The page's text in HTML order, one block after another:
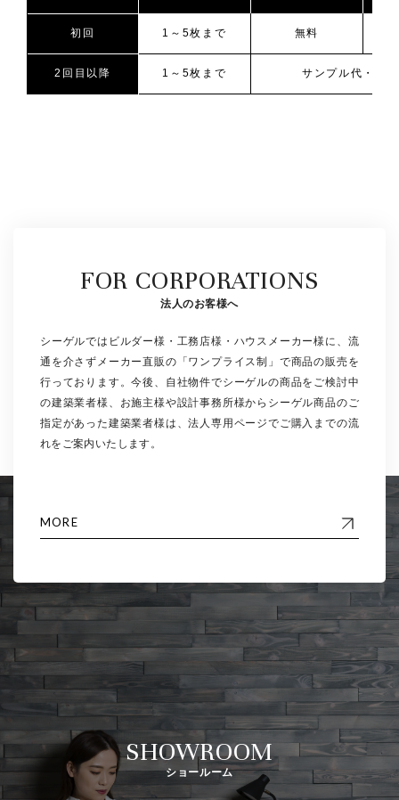
初回 1～5枚まで 無料
2回目以降 1～5枚まで サンプル代・送
FOR CORPORATIONS
法人のお客様へ
シーゲルではビルダー様・工務店様・ハウスメーカー様に、流
通を介さずメーカー直販の「ワンプライス制」で商品の販売を
行っております。今後、自社物件でシーゲルの商品をご検討中
の建築業者様、お施主様や設計事務所様からシーゲル商品のご
指定があった建築業者様は、法人専用ページでご購入までの流
れをご案内いたします。
MORE
SHOWROOM
ショールーム